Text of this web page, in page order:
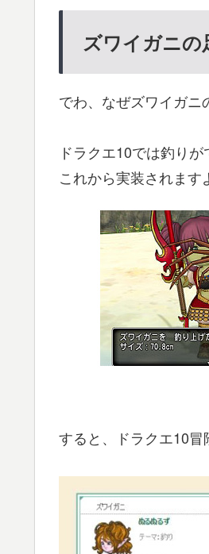
ズワイガニ
でわ、なぜズワイガニ
ドラクエ10では釣り
これから実装されま
すると、ドラクエ10冒